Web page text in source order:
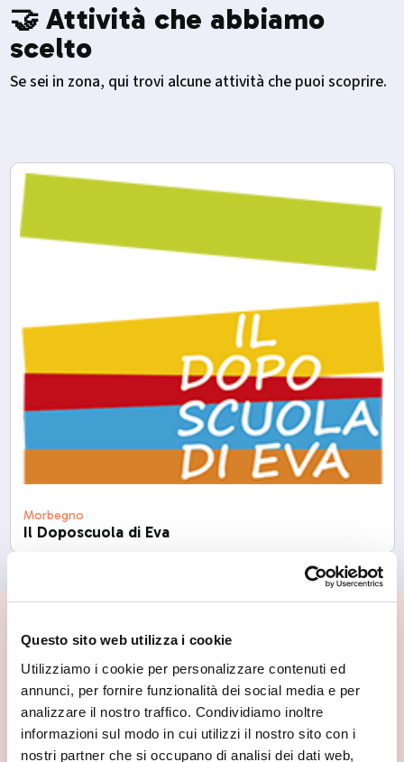
Questo sito web utilizza i cookie
Utilizziamo i cookie per personalizzare contenuti ed
annunci, per fornire funzionalità dei social media e per
analizzare il nostro traffico. Condividiamo inoltre
informazioni sul modo in cui utilizzi il nostro sito con i
nostri partner che si occupano di analisi dei dati web,
🤝 Attività che abbiamo
scelto
Se sei in zona, qui trovi alcune attività che puoi scoprire.
Morbegno
Il Doposcuola di Eva
📍 Cosa vedere nei dintorni
Se vuoi scoprire di più su questa zona, qui trovi altri
spunti utili.